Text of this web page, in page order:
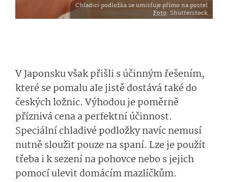
Chladicí podložka se umisťuje přímo na postel
Foto: Shutterstock
V Japonsku však přišli s účinným řešením,
které se pomalu ale jistě dostává také do
českých ložnic. Výhodou je poměrně
příznivá cena a perfektní účinnost.
Speciální chladivé podložky navíc nemusí
nutně sloužit pouze na spaní. Lze je použít
třeba i k sezení na pohovce nebo s jejich
pomocí ulevit domácím mazlíčkům.